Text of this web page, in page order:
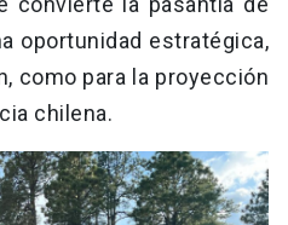
oportunidad estratégica,
como para la proyección
chilena.